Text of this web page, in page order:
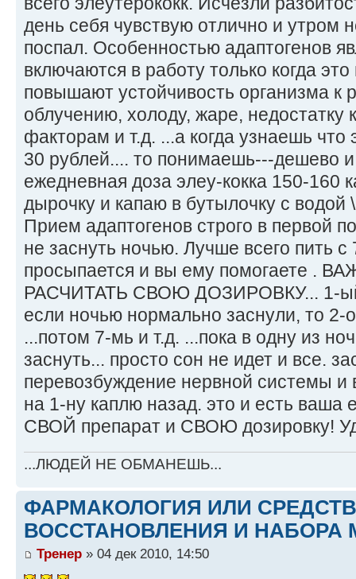
день себя чувствую отлично и утром
поспал. Особенностью адаптогенов
включаются в работу только когда
повышают устойчивость организма к
облучению, холоду, жаре, недостатку
факторам и т.д. ...а когда узнаешь что
30 рублей.... то понимаешь---дешево
ежедневная доза элеу-кокка 150-160
дырочку и капаю в бутылочку с водой
Прием адаптогенов строго в первой
не заснуть ночью. Лучше всего пить с
просыпается и вы ему помогаете .
РАСЧИТАТЬ СВОЮ ДОЗИРОВКУ... 1-ый
если ночью нормально заснули, то 2-
...потом 7-мь и т.д. ...пока в одну из
заснуть... просто сон не идет и все.
перевозбуждение нервной системы и
на 1-ну каплю назад. это и есть ваша
СВОЙ препарат и СВОЮ дозировку!
...ЛЮДЕЙ НЕ ОБМАНЕШЬ...
ФАРМАКОЛОГИЯ ИЛИ
ВОССТАНОВЛЕНИЯ И НАБОРА
Тренер » 04 дек 2010, 14:50